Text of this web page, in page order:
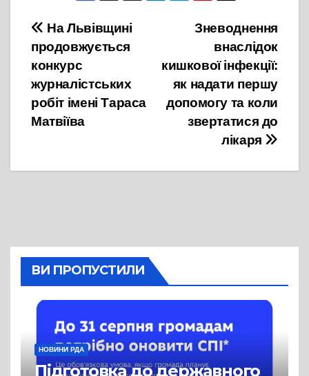
Навігація
записів
Зневоднення
внаслідок
кишкової інфекції:
як надати першу
допомогу та коли
звертатися до
лікаря
На Львівщині
продовжується
конкурс
журналістських
робіт імені Тараса
Матвіїва
ВИ ПРОПУСТИЛИ
НОВИНИ РДА
Підготовка до державного